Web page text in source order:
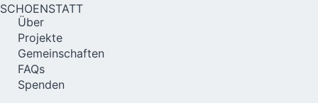
SCHOENSTATT
Über
Projekte
Gemeinschaften
FAQs
Spenden